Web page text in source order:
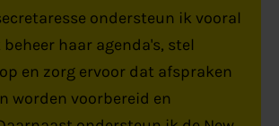
ondersteun ik vooral
beheer haar agenda's, stel
en zorg ervoor dat afspraken
worden voorbereid en